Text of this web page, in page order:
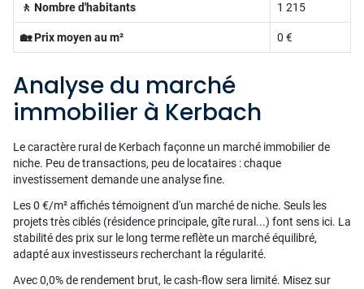
🚶 Nombre d'habitants 1 215
🏡 Prix moyen au m² 0 €
Analyse du marché
immobilier à Kerbach
Le caractère rural de Kerbach façonne un marché immobilier de
niche. Peu de transactions, peu de locataires : chaque
investissement demande une analyse fine.
Les 0 €/m² affichés témoignent d'un marché de niche. Seuls les
projets très ciblés (résidence principale, gîte rural...) font sens ici. La
stabilité des prix sur le long terme reflète un marché équilibré,
adapté aux investisseurs recherchant la régularité.
Avec 0,0% de rendement brut, le cash-flow sera limité. Misez sur